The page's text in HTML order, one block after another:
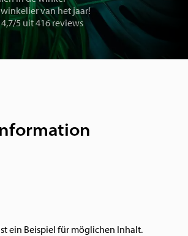
van het jaar!
5 uit 416 reviews
ein Beispiel für möglichen Inhalt.